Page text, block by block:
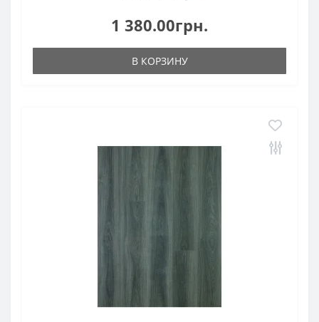
1 380.00грн.
В КОРЗИНУ